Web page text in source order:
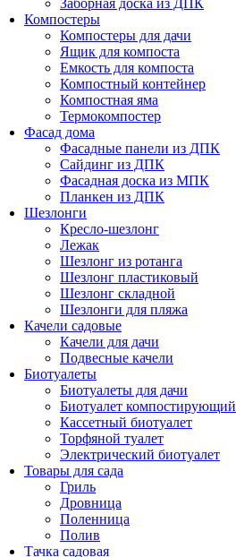
Заборная доска из ДПК
Компостеры
Компостеры для дачи
Ящик для компоста
Емкость для компоста
Компостный контейнер
Компостная яма
Термокомпостер
Фасад дома
Фасадные панели из ДПК
Сайдинг из ДПК
Фасадная доска из МПК
Планкен из ДПК
Шезлонги
Кресло-шезлонг
Лежак
Шезлонг из ротанга
Шезлонг пластиковый
Шезлонг складной
Шезлонги для пляжа
Качели садовые
Качели для дачи
Подвесные качели
Биотуалеты
Биотуалеты для дачи
Биотуалет компостирующий
Кассетный биотуалет
Торфяной туалет
Электрический биотуалет
Товары для сада
Гриль
Дровница
Поленница
Полив
Тачка садовая